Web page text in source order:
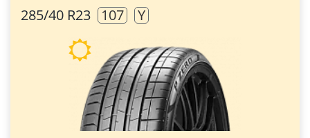
285/40 R23 107 Y